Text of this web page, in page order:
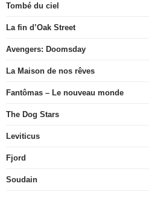
Tombé du ciel
La fin d’Oak Street
Avengers: Doomsday
La Maison de nos rêves
Fantômas – Le nouveau monde
The Dog Stars
Leviticus
Fjord
Soudain